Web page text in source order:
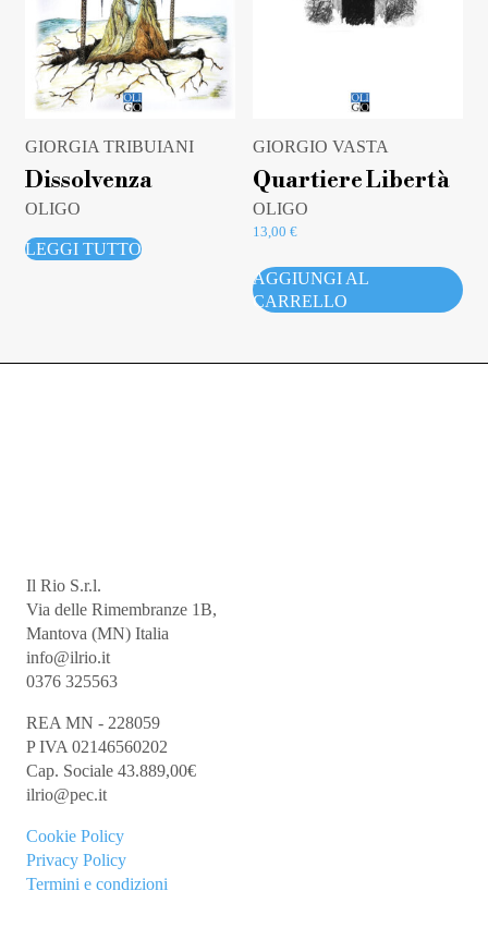
GIORGIA TRIBUIANI
Dissolvenza
OLIGO
LEGGI TUTTO
GIORGIO VASTA
Quartiere Libertà
OLIGO
13,00€
AGGIUNGI AL
CARRELLO
Il Rio S.r.l.
Via delle Rimembranze 1B,
Mantova (MN) Italia
info@ilrio.it
0376 325563
REA MN - 228059
P IVA 02146560202
Cap. Sociale 43.889,00€
ilrio@pec.it
Cookie Policy
Privacy Policy
Termini e condizioni